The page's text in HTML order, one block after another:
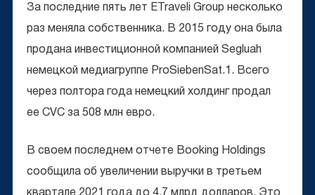
За последние пять лет ETraveli Group несколько
раз меняла собственника. В 2015 году она была
продана инвестиционной компанией Segluah
немецкой медиагруппе ProSiebenSat.1. Всего
через полтора года немецкий холдинг продал
ее CVC за 508 млн евро.
В своем последнем отчете Booking Holdings
сообщила об увеличении выручки в третьем
квартале 2021 года до 4,7 млрд долларов. Это